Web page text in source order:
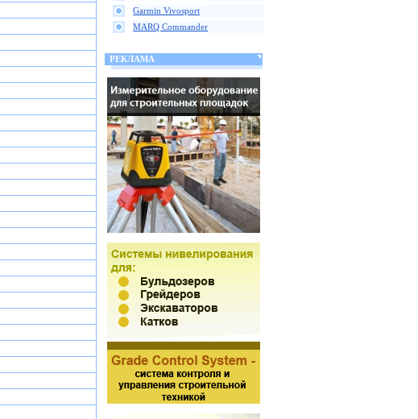
Garmin Vivosport
MARQ Commander
РЕКЛАМА